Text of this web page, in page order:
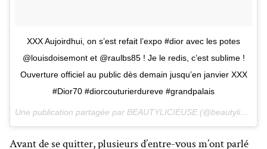
XXX Aujoirdhui, on s’est refait l’expo #dior avec les potes
@louisdoisemont et @raulbs85 ! Je le redis, c’est sublime !
Ouverture officiel au public dès demain jusqu’en janvier XXX
#Dior70 #diorcouturierdureve #grandpalais
Une publication partagée par BEAUTYLICIEUSE (@beautylicieuse) le
Avant de se quitter, plusieurs d’entre-vous m’ont parlé